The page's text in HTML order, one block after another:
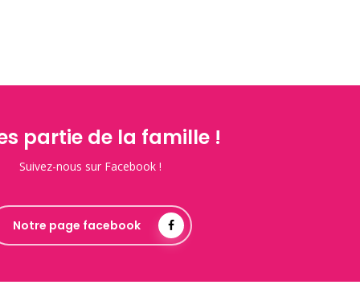
partie de la famille !
Suivez-nous sur Facebook !
Notre page facebook